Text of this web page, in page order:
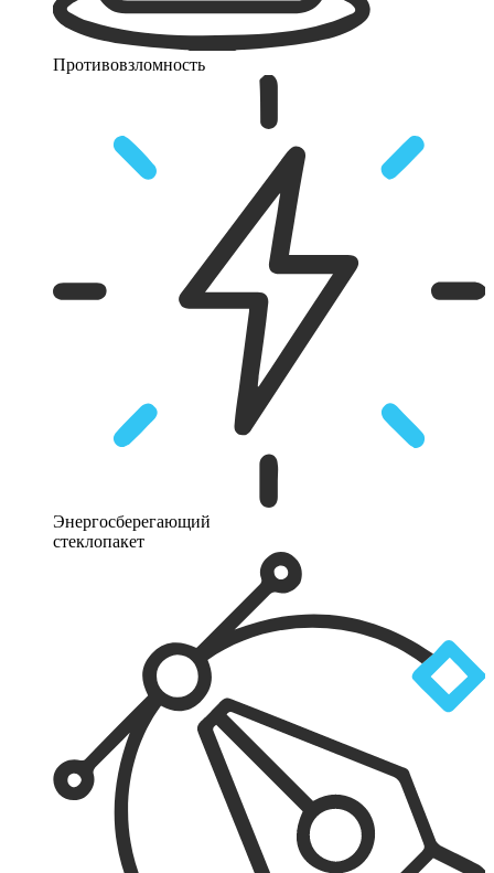
Противовзломность
Энергосберегающий
стеклопакет